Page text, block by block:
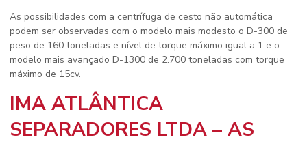
As possibilidades com a centrífuga de cesto não automática
podem ser observadas com o modelo mais modesto o D-300 de
peso de 160 toneladas e nível de torque máximo igual a 1 e o
modelo mais avançado D-1300 de 2.700 toneladas com torque
máximo de 15cv.
IMA ATLÂNTICA
SEPARADORES LTDA – AS